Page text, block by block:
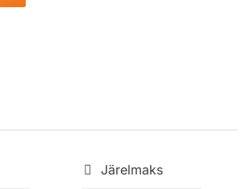
Järelmaks